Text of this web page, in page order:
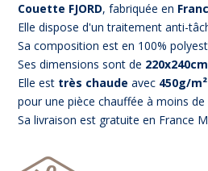
Couette FJORD, fabriquée en
Elle dispose d'un traitement anti-
Sa composition est en 100%
Ses dimensions sont de
Elle est très chaude avec 450g/
pour une pièce chauffée à moins de
Sa livraison est gratuite en France